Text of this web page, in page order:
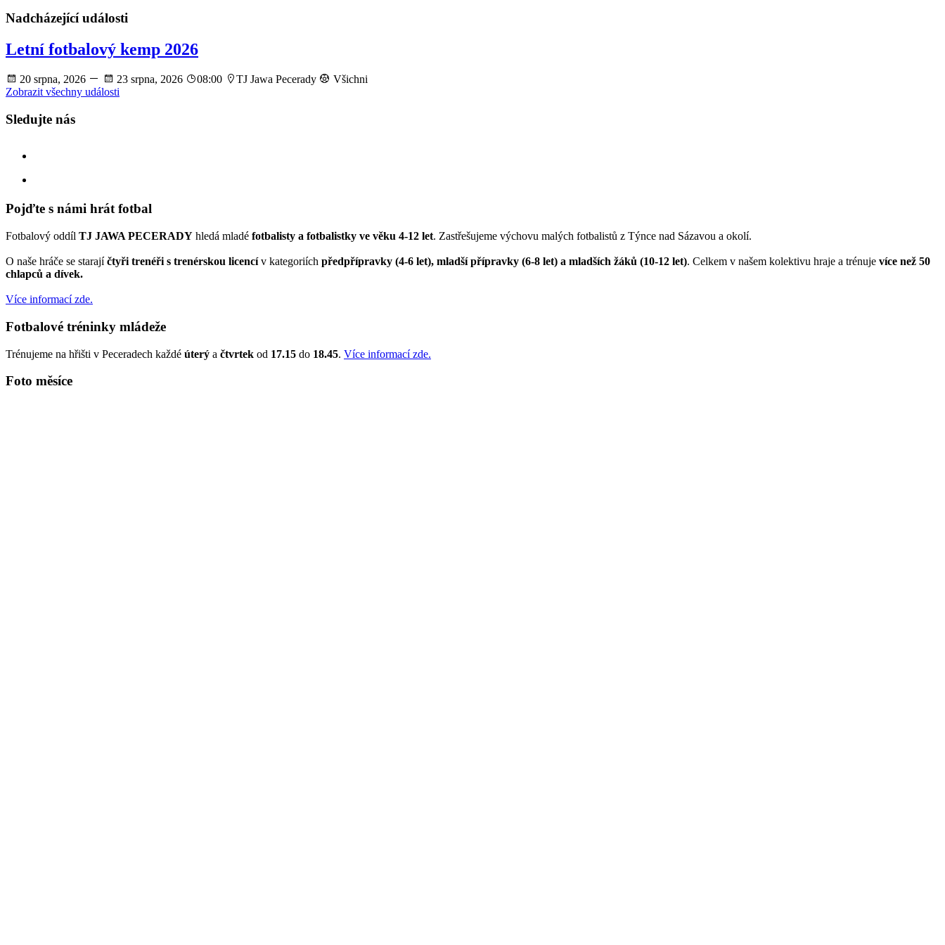
Nadcházející události
Letní fotbalový kemp 2026
20 srpna, 2026 23 srpna, 2026 08:00 TJ Jawa Pecerady
Všichni
Zobrazit všechny události
Sledujte nás
Pojďte s námi hrát fotbal
Fotbalový oddíl TJ JAWA PECERADY hledá mladé fotbalisty a fotbalistky ve věku 4-12 let. Zastřešujeme výchovu malých fotbalistů z Týnce nad Sázavou a okolí.
O naše hráče se starajíčtyři trenéři s trenérskou licencív kategoriích předpřípravky (4-6 let), mladší přípravky (6-8 let) a mladších žáků (10-12 let). Celkem v našem kolektivu hraje a trénuje více než 50
chlapců a dívek.
Více informací zde.
Fotbalové tréninky mládeže
Trénujeme na hřišti v Peceradech každé úterý a čtvrtek od 17.15 do 18.45. Více informací zde.
Foto měsíce